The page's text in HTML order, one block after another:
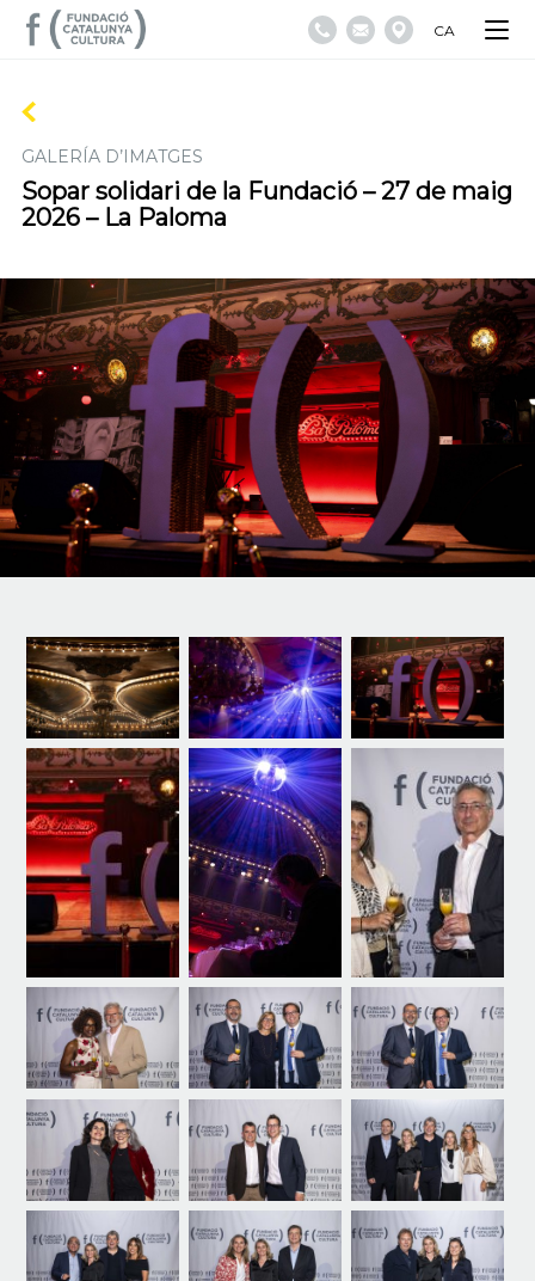
CA
GALERÍA D’IMATGES
Sopar solidari de la Fundació – 27 de maig
2026 – La Paloma